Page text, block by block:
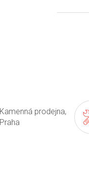
Kamenná prodejna,
Praha